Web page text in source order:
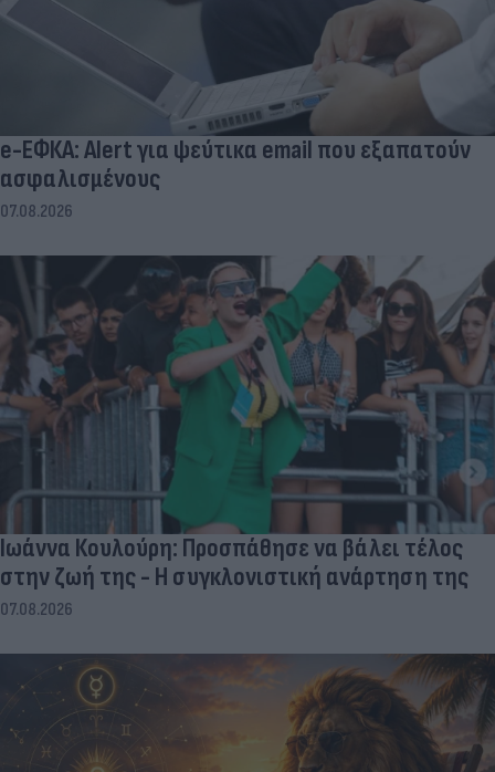
e-ΕΦΚΑ: Alert για ψεύτικα email που εξαπατούν
ασφαλισμένους
07.08.2026
Ιωάννα Κουλούρη: Προσπάθησε να βάλει τέλος
στην ζωή της - Η συγκλονιστική ανάρτηση της
07.08.2026